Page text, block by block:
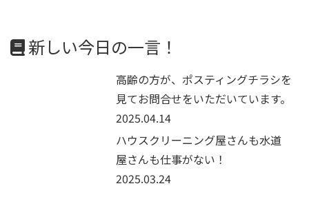
新しい今日の一言！
高齢の方が、ポスティングチラシを
見てお問合せをいただいています。
2025.04.14
ハウスクリーニング屋さんも水道
屋さんも仕事がない！
2025.03.24